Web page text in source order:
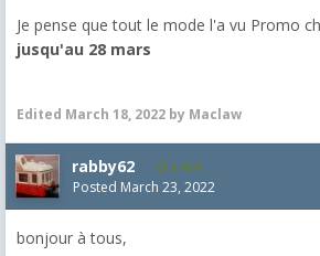
Je pense que tout le mode l'a vu Promo
jusqu'au 28 mars
Edited March 18, 2022 by Maclaw
rabby62 8,454
Posted March 23, 2022
bonjour à tous,